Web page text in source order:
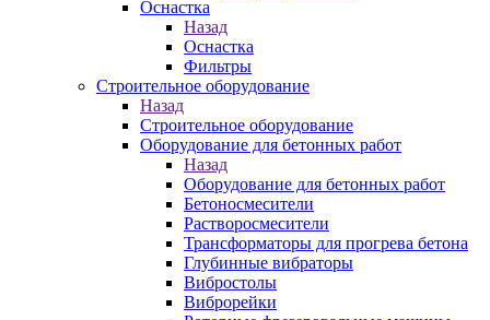
Оснастка
Назад
Оснастка
Фильтры
Строительное оборудование
Назад
Строительное оборудование
Оборудование для бетонных работ
Назад
Оборудование для бетонных работ
Бетоносмесители
Растворосмесители
Трансформаторы для прогрева бетона
Глубинные вибраторы
Вибростолы
Виброрейки